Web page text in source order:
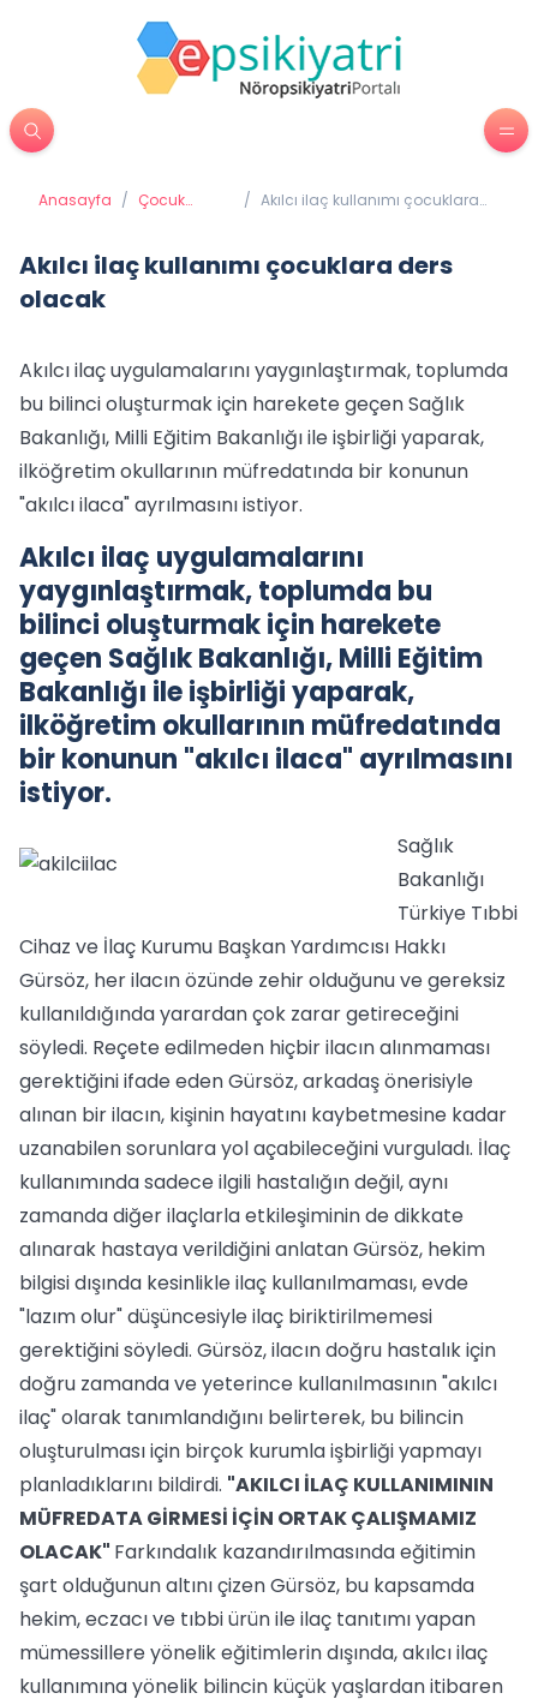
Anasayfa / Çocuk
/ Akılcı ilaç kullanımı çocuklara
Akılcı ilaç kullanımı çocuklara ders
olacak
Akılcı ilaç uygulamalarını yaygınlaştırmak, toplumda
bu bilinci oluşturmak için harekete geçen Sağlık
Bakanlığı, Milli Eğitim Bakanlığı ile işbirliği yaparak,
ilköğretim okullarının müfredatında bir konunun
"akılcı ilaca" ayrılmasını istiyor.
Akılcı ilaç uygulamalarını
yaygınlaştırmak, toplumda bu
bilinci oluşturmak için harekete
geçen Sağlık Bakanlığı, Milli Eğitim
Bakanlığı ile işbirliği yaparak,
ilköğretim okullarının müfredatında
bir konunun "akılcı ilaca" ayrılmasını
istiyor.
Sağlık
Bakanlığı
Türkiye Tıbbi
Cihaz ve İlaç Kurumu Başkan Yardımcısı Hakkı
Gürsöz, her ilacın özünde zehir olduğunu ve gereksiz
kullanıldığında yarardan çok zarar getireceğini
söyledi. Reçete edilmeden hiçbir ilacın alınmaması
gerektiğini ifade eden Gürsöz, arkadaş önerisiyle
alınan bir ilacın, kişinin hayatını kaybetmesine kadar
uzanabilen sorunlara yol açabileceğini vurguladı. İlaç
kullanımında sadece ilgili hastalığın değil, aynı
zamanda diğer ilaçlarla etkileşiminin de dikkate
alınarak hastaya verildiğini anlatan Gürsöz, hekim
bilgisi dışında kesinlikle ilaç kullanılmaması, evde
"lazım olur" düşüncesiyle ilaç biriktirilmemesi
gerektiğini söyledi. Gürsöz, ilacın doğru hastalık için
doğru zamanda ve yeterince kullanılmasının "akılcı
ilaç" olarak tanımlandığını belirterek, bu bilincin
oluşturulması için birçok kurumla işbirliği yapmayı
planladıklarını bildirdi. "AKILCI İLAÇ KULLANIMININ
MÜFREDATA GİRMESİ İÇİN ORTAK ÇALIŞMAMIZ
OLACAK" Farkındalık kazandırılmasında eğitimin
şart olduğunun altını çizen Gürsöz, bu kapsamda
hekim, eczacı ve tıbbi ürün ile ilaç tanıtımı yapan
mümessillere yönelik eğitimlerin dışında, akılcı ilaç
kullanımına yönelik bilincin küçük yaşlardan itibaren